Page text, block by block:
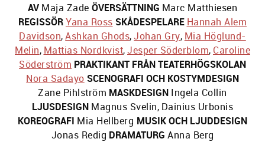
AV Maja Zade ÖVERSÄTTNING Marc Matthiesen
REGISSÖRYana Ross SKÅDESPELARE Hannah Alem
Davidson,Ashkan Ghods,Johan Gry, Mia Höglund-
Melin, Mattias Nordkvist,Jesper Söderblom, Caroline
Söderström PRAKTIKANT FRÅN TEATERHÖGSKOLAN
Nora Sadayo SCENOGRAFI OCH KOSTYMDESIGN
Zane Pihlström MASKDESIGN Ingela Collin
LJUSDESIGN Magnus Svelin, Dainius Urbonis
KOREOGRAFI Mia Hellberg MUSIK OCH LJUDDESIGN
Jonas Redig DRAMATURG Anna Berg